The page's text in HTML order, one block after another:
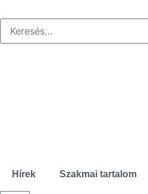
Hírek Szakmai tartalom